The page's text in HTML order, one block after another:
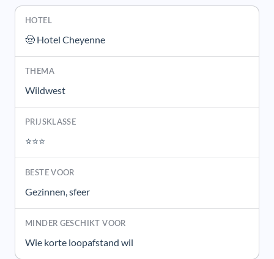
🤠 Hotel Cheyenne
Wildwest
⭐⭐⭐
Gezinnen, sfeer
Wie korte loopafstand wil